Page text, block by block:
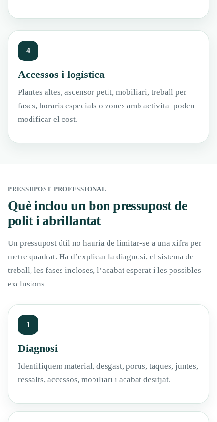
4
Accessos i logística
Plantes altes, ascensor petit, mobiliari, treball per
fases, horaris especials o zones amb activitat poden
modificar el cost.
PRESSUPOST PROFESSIONAL
Què inclou un bon pressupost de
polit i abrillantat
Un pressupost útil no hauria de limitar-se a una xifra per
metre quadrat. Ha d’explicar la diagnosi, el sistema de
treball, les fases incloses, l’acabat esperat i les possibles
exclusions.
1
Diagnosi
Identifiquem material, desgast, porus, taques, juntes,
ressalts, accessos, mobiliari i acabat desitjat.